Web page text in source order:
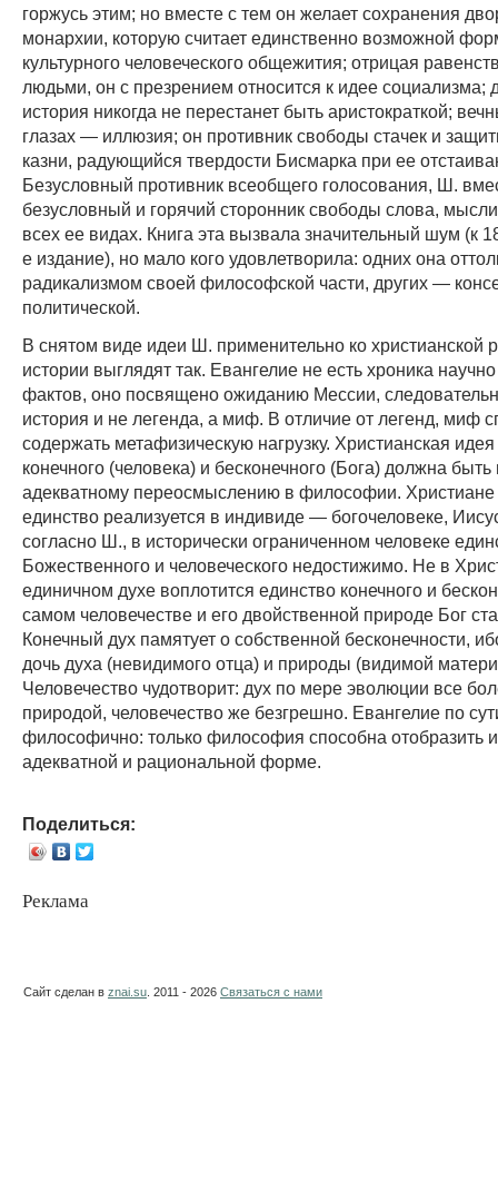
горжусь этим; но вместе с тем он желает сохранения
монархии, которую считает единственно возможной
культурного человеческого общежития; отрицая
людьми, он с презрением относится к идее социализма;
история никогда не перестанет быть аристократкой;
глазах — иллюзия; он противник свободы стачек и
казни, радующийся твердости Бисмарка при ее
Безусловный противник всеобщего голосования, Ш.
безусловный и горячий сторонник свободы слова,
всех ее видах. Книга эта вызвала значительный шум (к
е издание), но мало кого удовлетворила: одних она
радикализмом своей философской части, других —
политической.
В снятом виде идеи Ш. применительно ко христианской
истории выглядят так. Евангелие не есть хроника
фактов, оно посвящено ожиданию Мессии,
история и не легенда, а миф. В отличие от легенд, миф
содержать метафизическую нагрузку. Христианская
конечного (человека) и бесконечного (Бога) должна быть
адекватному переосмыслению в философии. Христиане
единство реализуется в индивиде — богочеловеке,
согласно Ш., в исторически ограниченном человеке
Божественного и человеческого недостижимо. Не в
единичном духе воплотится единство конечного и
самом человечестве и его двойственной природе Бог
Конечный дух памятует о собственной бесконечности,
дочь духа (невидимого отца) и природы (видимой
Человечество чудотворит: дух по мере эволюции все
природой, человечество же безгрешно. Евангелие по
философично: только философия способна отобразить
адекватной и рациональной форме.
Поделиться:
Реклама
Сайт сделан в znai.su . 2011 - 2026 Связаться с нами